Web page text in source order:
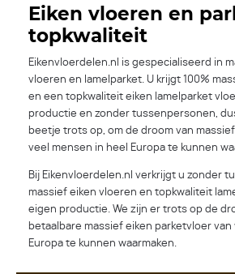
Eiken vloeren en
topkwaliteit
Eikenvloerdelen.nl is gespecialiseerd in
vloeren en lamelparket. U krijgt 100%
en een topkwaliteit eiken lamelparket
productie en zonder tussenpersonen,
beetje trots op, om de droom van
veel mensen in heel Europa te kunnen
Bij Eikenvloerdelen.nl verkrijgt u zonder
massief eiken vloeren en topkwaliteit
eigen productie. We zijn er trots op de
betaalbare massief eiken parketvloer van
Europa te kunnen waarmaken.